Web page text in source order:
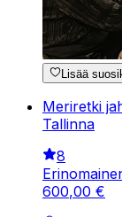
Lisää
Meriretki
Tallinna
8
600,00 €